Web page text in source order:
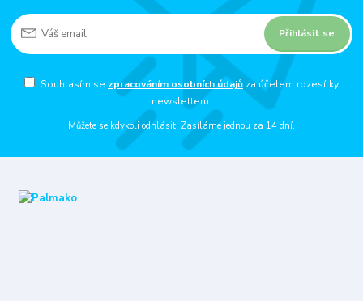
Přihlásit se
Souhlasím se zpracováním osobních údajůza účelem rozesílky
newsletteru.
Můžete se kdykoli odhlásit. Zasíláme jednou za 14 dní.